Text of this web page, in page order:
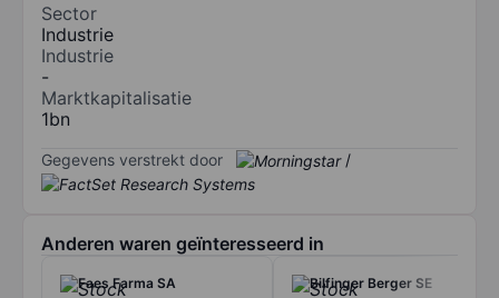
Sector
Industrie
Industrie
-
Marktkapitalisatie
1bn
Gegevens verstrekt door /
Anderen waren geïnteresseerd in
Faes Farma SA Bilfinger Berger SE